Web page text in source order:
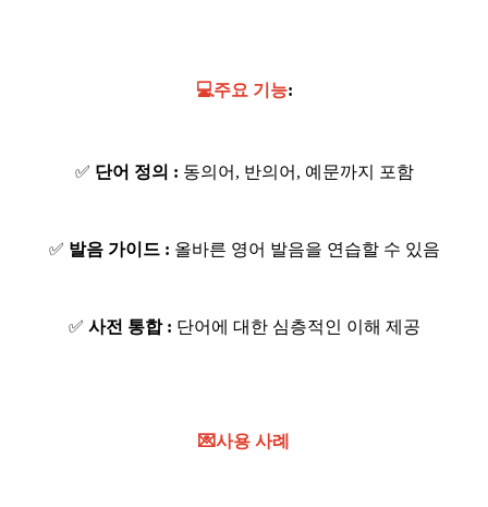
💻주요 기능:
✅ 단어 정의 : 동의어, 반의어, 예문까지 포함
✅ 발음 가이드 : 올바른 영어 발음을 연습할 수 있음
✅ 사전 통합 : 단어에 대한 심층적인 이해 제공
💌사용 사례